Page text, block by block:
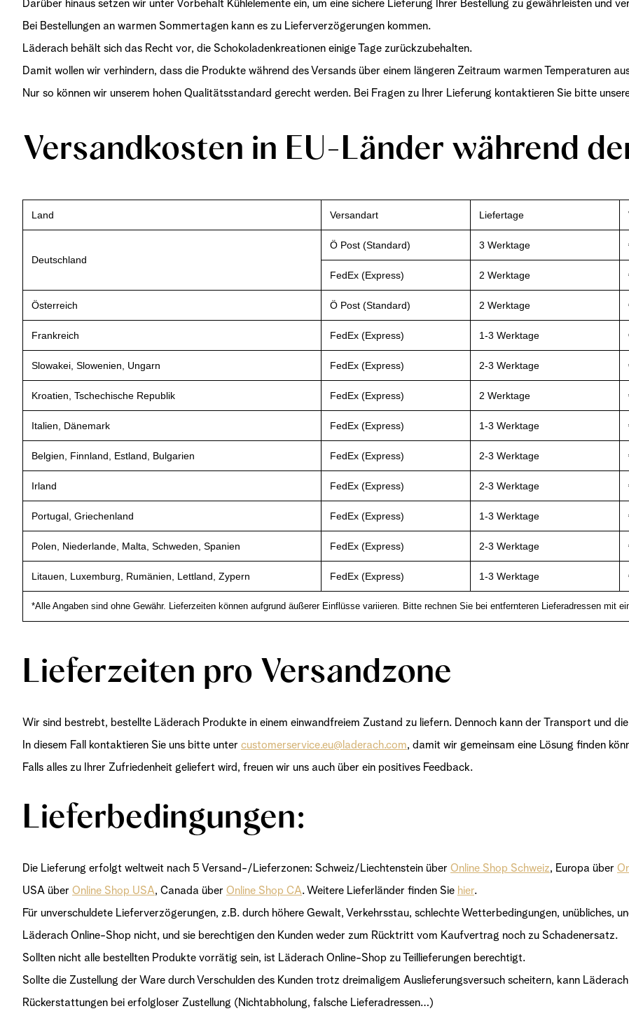
Jetzt kaufen Jetzt kaufen
Jetzt entdecken
Darüber hinaus setzen wir unter Vorbehalt Kühlelemente ein, um eine sichere Lieferung Ihrer Bestellung zu gewährleisten und
Bei Bestellungen an warmen Sommertagen kann es zu Lieferverzögerungen kommen.
Läderach behält sich das Recht vor, die Schokoladenkreationen einige Tage zurückzubehalten.
Damit wollen wir verhindern, dass die Produkte während des Versands über einem längeren Zeitraum warmen Temperaturen
Nur so können wir unserem hohen Qualitätsstandard gerecht werden. Bei Fragen zu Ihrer Lieferung kontaktieren Sie bitte
Versandkosten in EU-Länder während
Land Versandart Liefertage
Deutschland
Ö Post (Standard) 3 Werktage
FedEx (Express) 2 Werktage
Österreich Ö Post (Standard) 2 Werktage
Frankreich FedEx (Express) 1-3 Werktage
Slowakei, Slowenien, Ungarn FedEx (Express) 2-3 Werktage
Kroatien, Tschechische Republik FedEx (Express) 2 Werktage
Italien, Dänemark FedEx (Express) 1-3 Werktage
Belgien, Finnland, Estland, Bulgarien FedEx (Express) 2-3 Werktage
Irland FedEx (Express) 2-3 Werktage
Portugal, Griechenland FedEx (Express) 1-3 Werktage
Polen, Niederlande, Malta, Schweden, Spanien FedEx (Express) 2-3 Werktage
Litauen, Luxemburg, Rumänien, Lettland, Zypern FedEx (Express) 1-3 Werktage
*Alle Angaben sind ohne Gewähr. Lieferzeiten können aufgrund äußerer Einflüsse variieren. Bitte rechnen Sie bei entfernteren Lieferadressen mit
Lieferzeiten pro Versandzone
Wir sind bestrebt, bestellte Läderach Produkte in einem einwandfreiem Zustand zu liefern. Dennoch kann der Transport und
In diesem Fall kontaktieren Sie uns bitte unter customerservice.eu@laderach.com, damit wir gemeinsam eine Lösung finden
Falls alles zu Ihrer Zufriedenheit geliefert wird, freuen wir uns auch über ein positives Feedback.
Lieferbedingungen:
Die Lieferung erfolgt weltweit nach 5 Versand-/Lieferzonen: Schweiz/Liechtenstein über Online Shop Schweiz, Europa über
USA über Online Shop USA, Canada über Online Shop CA. Weitere Lieferländer finden Sie hier.
Für unverschuldete Lieferverzögerungen, z.B. durch höhere Gewalt, Verkehrsstau, schlechte Wetterbedingungen, unübliches,
Läderach Online-Shop nicht, und sie berechtigen den Kunden weder zum Rücktritt vom Kaufvertrag noch zu Schadenersatz.
Sollten nicht alle bestellten Produkte vorrätig sein, ist Läderach Online-Shop zu Teillieferungen berechtigt.
Sollte die Zustellung der Ware durch Verschulden des Kunden trotz dreimaligem Auslieferungsversuch scheitern, kann
Rückerstattungen bei erfolgloser Zustellung (Nichtabholung, falsche Lieferadressen…)